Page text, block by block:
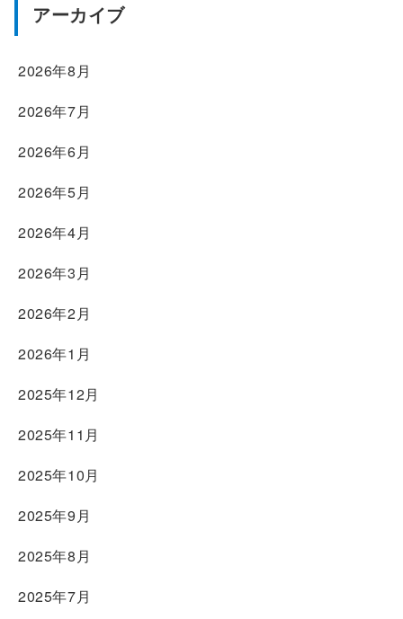
アーカイブ
2026年8月
2026年7月
2026年6月
2026年5月
2026年4月
2026年3月
2026年2月
2026年1月
2025年12月
2025年11月
2025年10月
2025年9月
2025年8月
2025年7月